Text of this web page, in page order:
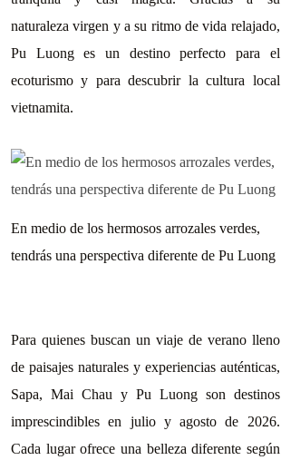
naturaleza virgen y a su ritmo de vida relajado,
Pu Luong es un destino perfecto para el
ecoturismo y para descubrir la cultura local
vietnamita.
En medio de los hermosos arrozales verdes,
tendrás una perspectiva diferente de Pu Luong
Para quienes buscan un viaje de verano lleno
de paisajes naturales y experiencias auténticas,
Sapa, Mai Chau y Pu Luong son destinos
imprescindibles en julio y agosto de 2026.
Cada lugar ofrece una belleza diferente según